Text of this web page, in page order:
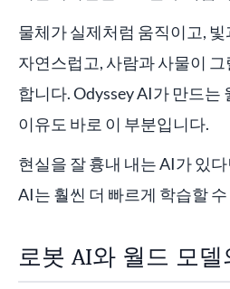
물체가 실제처럼 움직이고,
자연스럽고, 사람과 사물이
합니다. Odyssey AI가 만드는
이유도 바로 이 부분입니다.
현실을 잘 흉내 내는 AI가 있
AI는 훨씬 더 빠르게 학습할
로봇 AI와 월드 모델